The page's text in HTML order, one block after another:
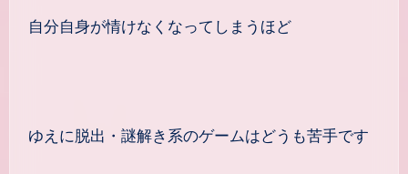
自分自身が情けなくなってしまうほど
ゆえに脱出・謎解き系のゲームはどうも苦手です